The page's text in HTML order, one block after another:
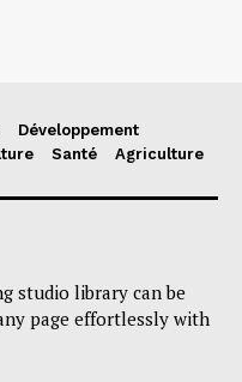
Développement
Santé Agriculture
studio library can be
page effortlessly with